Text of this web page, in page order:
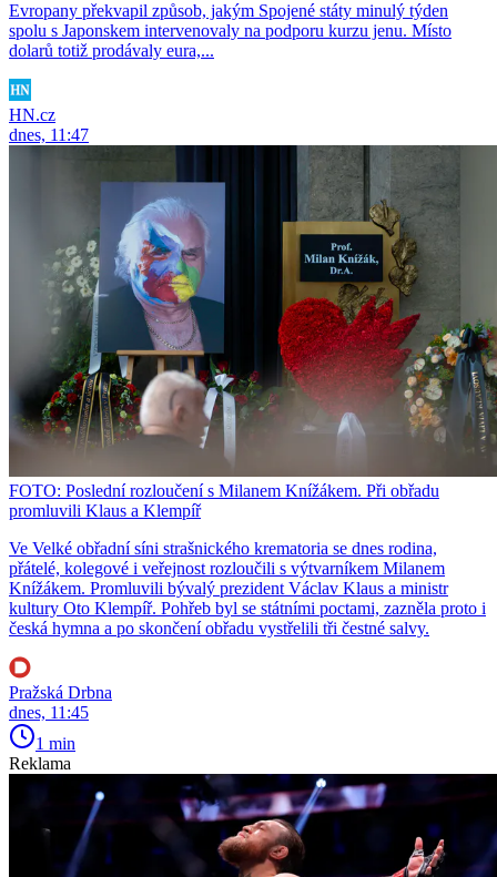
Evropany překvapil způsob, jakým Spojené státy minulý týden
spolu s Japonskem intervenovaly na podporu kurzu jenu. Místo
dolarů totiž prodávaly eura,...
HN.cz
dnes, 11:47
FOTO: Poslední rozloučení s Milanem Knížákem. Při obřadu
promluvili Klaus a Klempíř
Ve Velké obřadní síni strašnického krematoria se dnes rodina,
přátelé, kolegové i veřejnost rozloučili s výtvarníkem Milanem
Knížákem. Promluvili bývalý prezident Václav Klaus a ministr
kultury Oto Klempíř. Pohřeb byl se státními poctami, zazněla proto i
česká hymna a po skončení obřadu vystřelili tři čestné salvy.
Pražská Drbna
dnes, 11:45
1 min
Reklama